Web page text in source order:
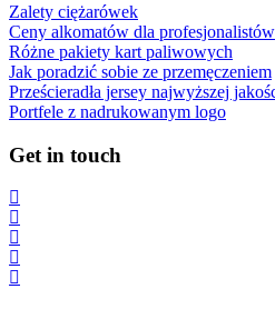
Zalety ciężarówek
Ceny alkomatów dla profesjonalistów
Różne pakiety kart paliwowych
Jak poradzić sobie ze przemęczeniem
Prześcieradła jersey najwyższej
Portfele z nadrukowanym logo
Get in touch